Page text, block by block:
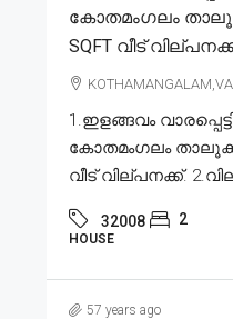
കോതമംഗലം
SQFT വീട്
1.ഇളങ്ങവം
കോതമംഗലം താലൂക്ക്
വീട് വില്പനക്ക്.
32008 2
HOUSE
57 years ago